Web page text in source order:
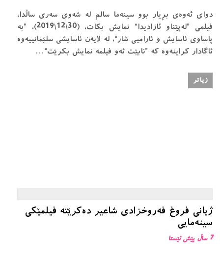
دوای ئەوەی بڕیار بوو سینەما سالم لە شەوی سەری ساڵدا،
فیلمی ”لەپێناو ئازادیدا“ نمایش بکات، (30\12\2019)، ”بە
پاساوی ئاسایش و ئارامیی شار“، لە لایەن ئاسایشی سلێمانییەوە
ئاگادار کراینەوە کە ”نابێت ئەو فیلمە نمایش بکرێت“…
زیاتر
ژيانى فروغ فەروخزادى شاعير ده‌كرێته‌ فیلمێكی
سینه‌مایی
7 ساڵ پێش ئێستا